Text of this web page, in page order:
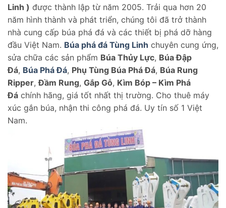
Linh ) được thành lập từ năm 2005. Trải qua hơn 20
năm hình thành và phát triển, chúng tôi đã trở thành
nhà cung cấp búa phá đá và các thiết bị phá dỡ hàng
đầu Việt Nam. Búa phá đá Tùng Linh chuyên cung ứng,
sửa chữa các sản phẩm Búa Thủy Lực, Búa Đập
Đá, Búa Phá Đá, Phụ Tùng Búa Phá Đá, Búa Rung
Ripper,Đầm Rung, Gắp Gỗ, Kìm Bóp – Kìm Phá
Đá chính hãng, giá tốt nhất thị trường. Cho thuê máy
xúc gắn búa, nhận thi công phá đá. Uy tín số 1 Việt
Nam.